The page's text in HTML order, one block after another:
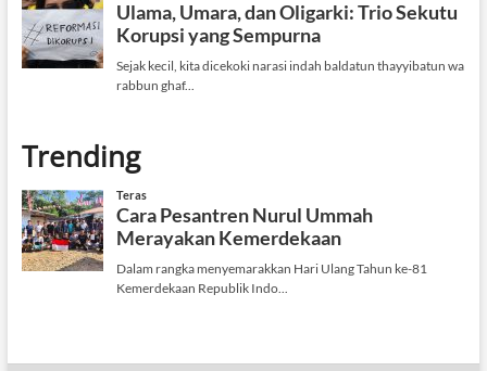
Trending